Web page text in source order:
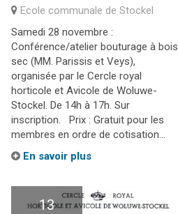
Ecole communale de Stockel
Samedi 28 novembre :
Conférence/atelier bouturage à bois
sec (MM. Parissis et Veys),
organisée par le Cercle royal
horticole et Avicole de Woluwe-
Stockel. De 14h à 17h. Sur
inscription. Prix : Gratuit pour les
membres en ordre de cotisation...
En savoir plus
13